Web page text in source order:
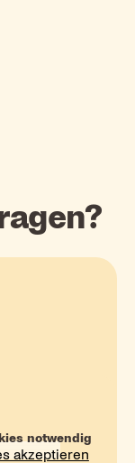
notwendig
akzeptieren